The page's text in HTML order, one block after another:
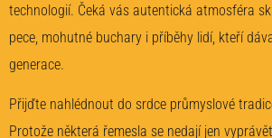
technologií. Čeká vás autentická atmosféra
pece, mohutné buchary i příběhy lidí, kteří
generace.
Přijďte nahlédnout do srdce průmyslové
Protože některá řemesla se nedají jen